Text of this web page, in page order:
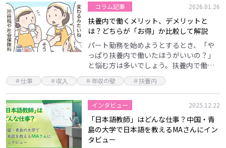
コラム記事 2026.01.26
扶養内で働くメリット、デメリットと
は？どちらが「お得」か比較して解説
パート勤務を始めようとするとき、「や
っぱり扶養内で働いたほうがいいの？」
と悩む方は多いでしょう。扶養内で働く
と税金や社会保険料の支払いを免れます
が、実は、扶養にはメリットだけでなく
デメリットもあるため…
＃仕事 ＃収入 ＃年収の壁 ＃扶養内
インタビュー 2025.12.22
「日本語教師」はどんな仕事？中国・青
島の大学で日本語を教えるMAさんにイン
タビュー